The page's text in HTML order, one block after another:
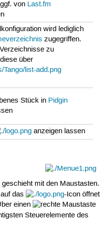
von Last.fm
wird lediglich
zugegriffen.
zu
über
Stück in Pidgin
anzeigen lassen
mit den Maustasten.
das
-Icon öffnet
einen
Steuerelemente des